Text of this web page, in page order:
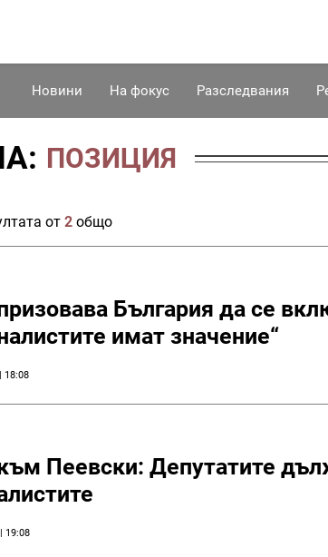
Новини На фокус Разследвания
ПОЗИЦИЯ
от 2 общо
България да се
имат значение“
18:08
Пеевски: Депутатите
19:08